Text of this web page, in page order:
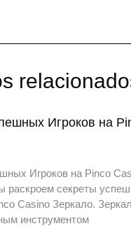
Игроков на
Игроков на Pinco
раскроем секреты
Casino Зеркало.
инструментом